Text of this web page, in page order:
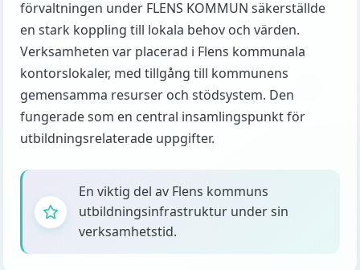
förvaltningen under FLENS KOMMUN säkerställde
en stark koppling till lokala behov och värden.
Verksamheten var placerad i Flens kommunala
kontorslokaler, med tillgång till kommunens
gemensamma resurser och stödsystem. Den
fungerade som en central insamlingspunkt för
utbildningsrelaterade uppgifter.
En viktig del av Flens kommuns
utbildningsinfrastruktur under sin
verksamhetstid.